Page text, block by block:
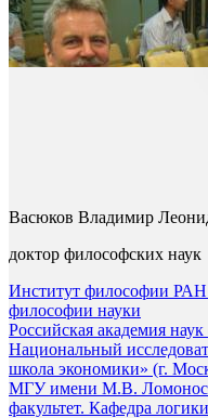
Васюков Владимир
доктор философских наук
Институт философии РАН
философии науки
Российская академия
Национальный
школа экономики» (г.
МГУ имени М.В.
факультет. Кафедра логики